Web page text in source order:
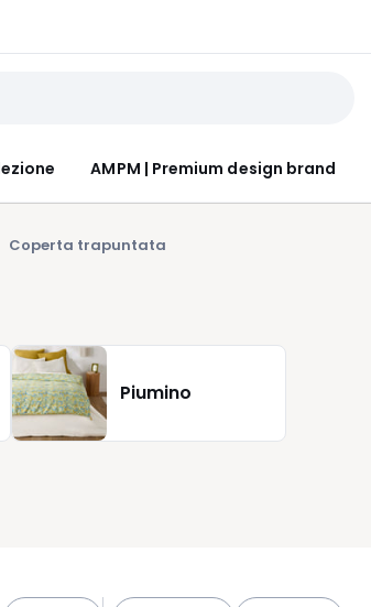
AMPM | Premium design brand
Coperta trapuntata
Piumino